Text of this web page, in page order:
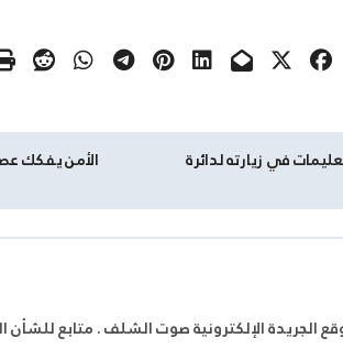
في زيارته لدائرة الأمن يفكك
الجريدة الإلكترونية صوت الشلف . متابع للشأن